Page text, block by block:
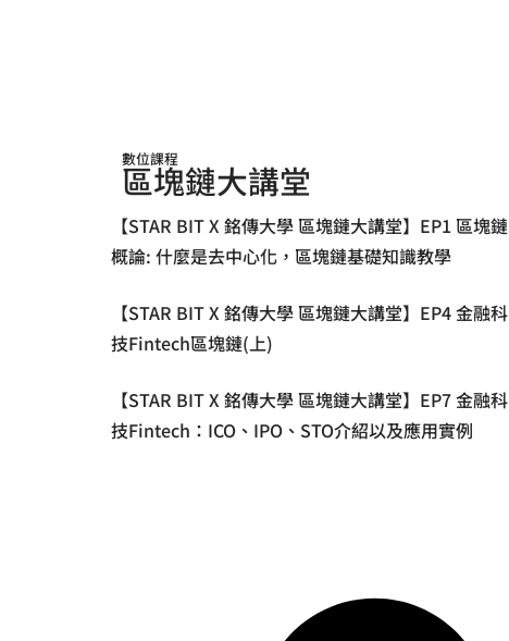
數位課程
區塊鏈大講堂
【STAR BIT X 銘傳大學 區塊鏈大講堂】EP1 區塊鏈
概論: 什麼是去中心化，區塊鏈基礎知識教學
【STAR BIT X 銘傳大學 區塊鏈大講堂】EP4 金融科
技Fintech區塊鏈(上)
【STAR BIT X 銘傳大學 區塊鏈大講堂】EP7 金融科
技Fintech：ICO、IPO、STO介紹以及應用實例